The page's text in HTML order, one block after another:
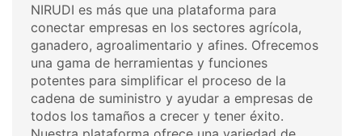
NIRUDI es más que una plataforma para
conectar empresas en los sectores agrícola,
ganadero, agroalimentario y afines. Ofrecemos
una gama de herramientas y funciones
potentes para simplificar el proceso de la
cadena de suministro y ayudar a empresas de
todos los tamaños a crecer y tener éxito.